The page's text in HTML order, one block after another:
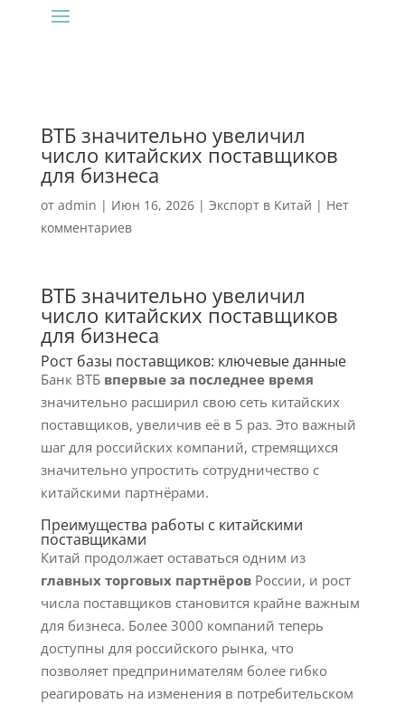
ВТБ значительно увеличил
число китайских поставщиков
для бизнеса
от admin | Июн 16, 2026| Экспорт в Китай | Нет
комментариев
ВТБ значительно увеличил
число китайских поставщиков
для бизнеса
Рост базы поставщиков: ключевые данные
Банк ВТБ впервые за последнее время
значительно расширил свою сеть китайских
поставщиков, увеличив её в 5 раз. Это важный
шаг для российских компаний, стремящихся
значительно упростить сотрудничество с
китайскими партнёрами.
Преимущества работы с китайскими
поставщиками
Китай продолжает оставаться одним из
главных торговых партнёровРоссии, и рост
числа поставщиков становится крайне важным
для бизнеса. Более 3000 компаний теперь
доступны для российского рынка, что
позволяет предпринимателям более гибко
реагировать на изменения в потребительском